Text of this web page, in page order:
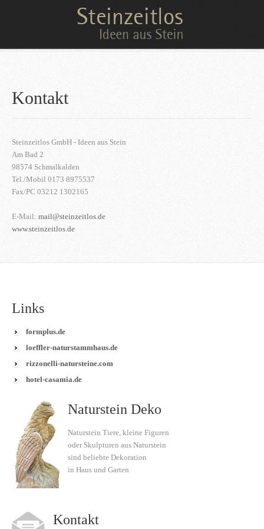
Kontakt
Steinzeitlos GmbH - Ideen aus Stein
Am Bad 2
98574 Schmalkalden
Tel./Mobil 0173 8975537
Fax/PC 03212 1302165
E-Mail: mail@steinzeitlos.de
www.steinzeitlos.de
Links
formplus.de
loeffler-naturstammhaus.de
rizzonelli-natursteine.com
hotel-casamia.de
Naturstein Deko
Naturstein Tiere, kleine Figuren
oder Skulpturen aus Naturstein
sind beliebte Dekoration
in Haus und Garten
Kontakt